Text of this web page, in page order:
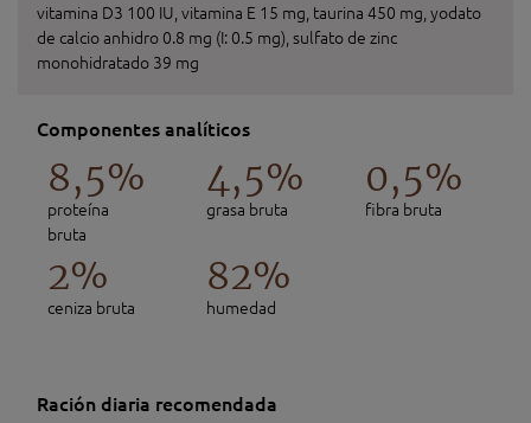
vitamina D3 100 IU, vitamina E 15 mg, taurina 450 mg, yodato
de calcio anhidro 0.8 mg (I: 0.5 mg), sulfato de zinc
monohidratado 39 mg
Componentes analíticos
8,5%
proteína
bruta
4,5%
grasa bruta
0,5%
fibra bruta
2%
ceniza bruta
82%
humedad
Ración diaria recomendada